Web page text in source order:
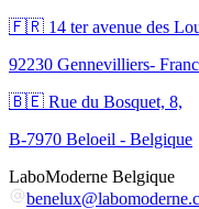
🇫🇷 ​14 ter avenue des
92230 Gennevilliers-
🇧🇪 Rue du Bosquet, 8,
B-7970 Beloeil - Belgique
LaboModerne Belgique